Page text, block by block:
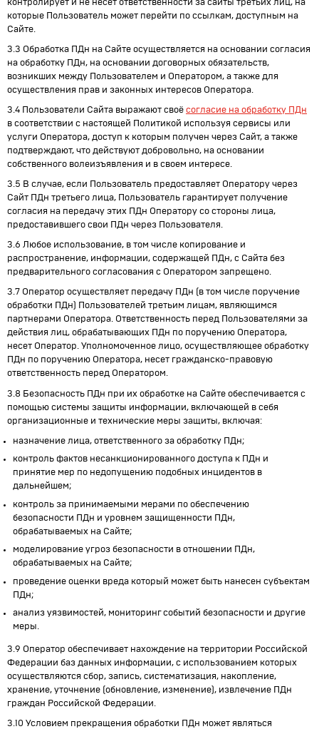
контролирует и не несет ответственности за сайты третьих лиц, на
которые Пользователь может перейти по ссылкам, доступным на
Сайте.
3.3 Обработка ПДн на Сайте осуществляется на основании согласия
на обработку ПДн, на основании договорных обязательств,
возникших между Пользователем и Оператором, а также для
осуществления прав и законных интересов Оператора.
3.4 Пользователи Сайта выражают своё согласие на обработку ПДн
в соответствии с настоящей Политикой используя сервисы или
услуги Оператора, доступ к которым получен через Сайт, а также
подтверждают, что действуют добровольно, на основании
собственного волеизъявления и в своем интересе.
3.5 В случае, если Пользователь предоставляет Оператору через
Сайт ПДн третьего лица, Пользователь гарантирует получение
согласия на передачу этих ПДн Оператору со стороны лица,
предоставившего свои ПДн через Пользователя.
3.6 Любое использование, в том числе копирование и
распространение, информации, содержащей ПДн, с Сайта без
предварительного согласования с Оператором запрещено.
3.7 Оператор осуществляет передачу ПДн (в том числе поручение
обработки ПДн) Пользователей третьим лицам, являющимся
партнерами Оператора. Ответственность перед Пользователями за
действия лиц, обрабатывающих ПДн по поручению Оператора,
несет Оператор. Уполномоченное лицо, осуществляющее обработку
ПДн по поручению Оператора, несет гражданско-правовую
ответственность перед Оператором.
3.8 Безопасность ПДн при их обработке на Сайте обеспечивается с
помощью системы защиты информации, включающей в себя
организационные и технические меры защиты, включая:
назначение лица, ответственного за обработку ПДн;
контроль фактов несанкционированного доступа к ПДн и
принятие мер по недопущению подобных инцидентов в
дальнейшем;
контроль за принимаемыми мерами по обеспечению
безопасности ПДн и уровнем защищенности ПДн,
обрабатываемых на Сайте;
моделирование угроз безопасности в отношении ПДн,
обрабатываемых на Сайте;
проведение оценки вреда который может быть нанесен субъектам
ПДн;
анализ уязвимостей, мониторинг событий безопасности и другие
меры.
3.9 Оператор обеспечивает нахождение на территории Российской
Федерации баз данных информации, с использованием которых
осуществляются сбор, запись, систематизация, накопление,
хранение, уточнение (обновление, изменение), извлечение ПДн
граждан Российской Федерации.
3.10 Условием прекращения обработки ПДн может являться